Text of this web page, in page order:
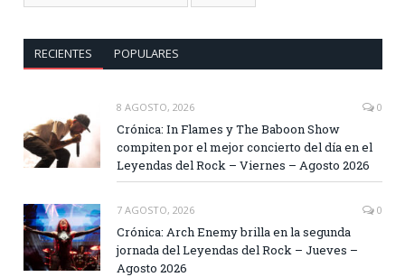
RECIENTES POPULARES
8 AGOSTO, 2026 0
Crónica: In Flames y The Baboon Show
compiten por el mejor concierto del día en el
Leyendas del Rock – Viernes – Agosto 2026
7 AGOSTO, 2026 0
Crónica: Arch Enemy brilla en la segunda
jornada del Leyendas del Rock – Jueves –
Agosto 2026